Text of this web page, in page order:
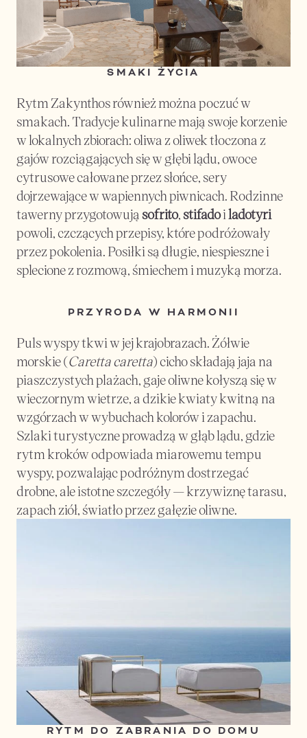
SMAKI ŻYCIA
Rytm Zakynthos również można poczuć w
smakach. Tradycje kulinarne mają swoje korzenie
w lokalnych zbiorach: oliwa z oliwek tłoczona z
gajów rozciągających się w głębi lądu, owoce
cytrusowe całowane przez słońce, sery
dojrzewające w wapiennych piwnicach. Rodzinne
tawerny przygotowują sofrito, stifado i ladotyri
powoli, czczących przepisy, które podróżowały
przez pokolenia. Posiłki są długie, niespieszne i
splecione z rozmową, śmiechem i muzyką morza.
PRZYRODA W HARMONII
Puls wyspy tkwi w jej krajobrazach. Żółwie
morskie (Caretta caretta) cicho składają jaja na
piaszczystych plażach, gaje oliwne kołyszą się w
wieczornym wietrze, a dzikie kwiaty kwitną na
wzgórzach w wybuchach kolorów i zapachu.
Szlaki turystyczne prowadzą w głąb lądu, gdzie
rytm kroków odpowiada miarowemu tempu
wyspy, pozwalając podróżnym dostrzegać
drobne, ale istotne szczegóły — krzywiznę tarasu,
zapach ziół, światło przez gałęzie oliwne.
RYTM DO ZABRANIA DO DOMU